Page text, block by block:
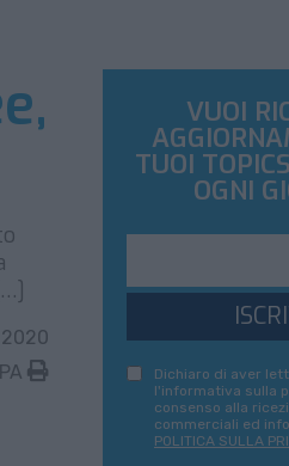
2020
VUOI
TUOI
OGNI
Dichiaro di aver
l'informativa sulla
consenso alla
commerciali ed
POLITICA SULLA